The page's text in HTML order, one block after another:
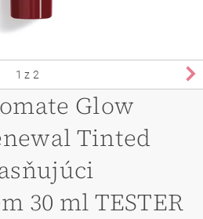
1 z 2
Glow
Tinted
30 ml TESTER